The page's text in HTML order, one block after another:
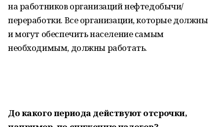
на работников организаций нефтедобычи/
переработки. Все организации, которые должны
и могут обеспечить население самым
необходимым, должны работать.
До какого периода действуют отсрочки,